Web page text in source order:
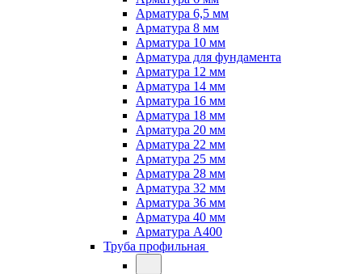
Арматура 6,5 мм
Арматура 8 мм
Арматура 10 мм
Арматура для фундамента
Арматура 12 мм
Арматура 14 мм
Арматура 16 мм
Арматура 18 мм
Арматура 20 мм
Арматура 22 мм
Арматура 25 мм
Арматура 28 мм
Арматура 32 мм
Арматура 36 мм
Арматура 40 мм
Арматура А400
Труба профильная